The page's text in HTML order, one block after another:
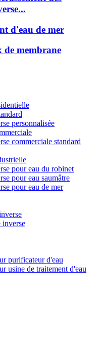
d'eau de mer
de membrane
personnalisée
commerciale standard
pour eau du robinet
pour eau saumâtre
pour eau de mer
inverse
purificateur d'eau
usine de traitement d'eau